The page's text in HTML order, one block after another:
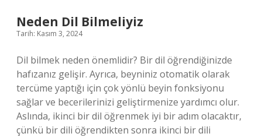
Neden Dil Bilmeliyiz
Tarih: Kasım 3, 2024
Dil bilmek neden önemlidir? Bir dil öğrendiğinizde
hafızanız gelişir. Ayrıca, beyniniz otomatik olarak
tercüme yaptığı için çok yönlü beyin fonksiyonu
sağlar ve becerilerinizi geliştirmenize yardımcı olur.
Aslında, ikinci bir dil öğrenmek iyi bir adım olacaktır,
çünkü bir dili öğrendikten sonra ikinci bir dili